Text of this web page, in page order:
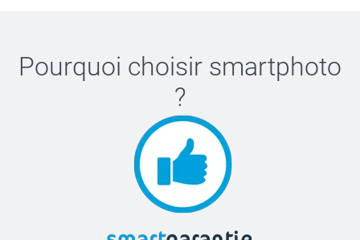
Pourquoi choisir smartphoto
?